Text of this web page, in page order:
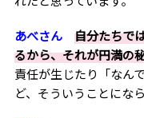
あべさん
自分たちで
るから、それが円満の
責任が生じたり「なん
ど、そういうことにな